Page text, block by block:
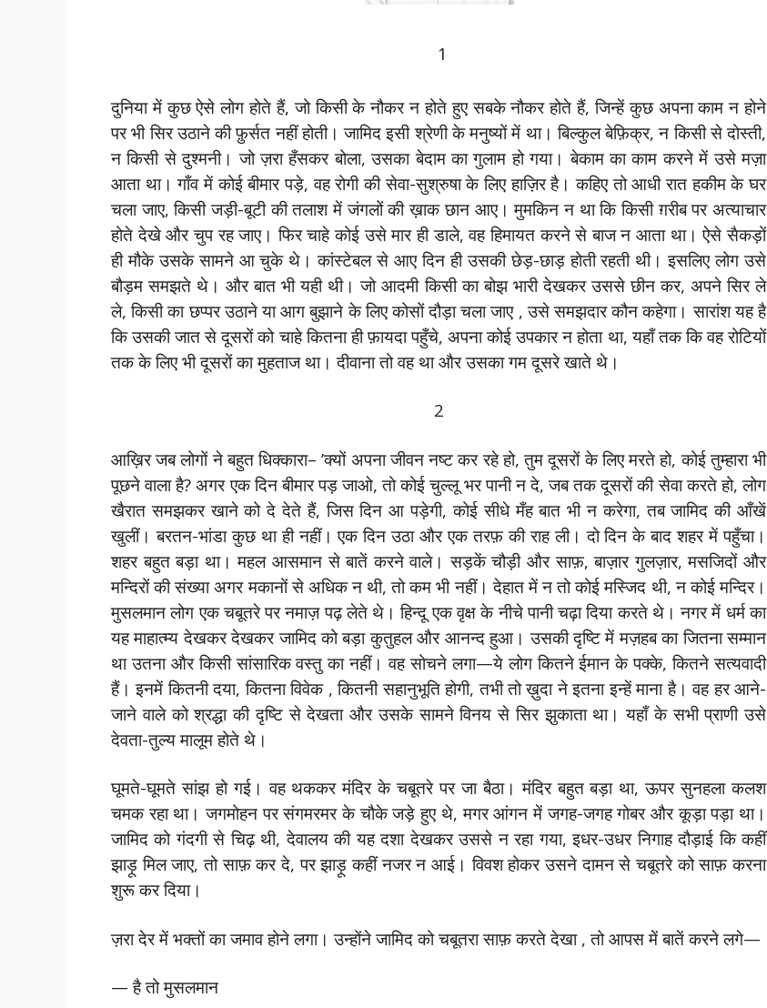
1
दुनिया में कुछ ऐसे लोग होते हैं, जो किसी के नौकर न होते हुए सबके नौकर होते हैं, जिन्हें कुछ अपना काम न होने
पर भी सिर उठाने की फ़ुर्सत नहीं होती। जामिद इसी श्रेणी के मनुष्यों में था। बिल्कुल बेफ़िक्र, न किसी से दोस्ती,
न किसी से दुश्मनी। जो ज़रा हँसकर बोला, उसका बेदाम का गुलाम हो गया। बेकाम का काम करने में उसे मज़ा
आता था। गाँव में कोई बीमार पड़े, वह रोगी की सेवा-सुश्रुषा के लिए हाज़िर है। कहिए तो आधी रात हकीम के घर
चला जाए, किसी जड़ी-बूटी की तलाश में जंगलों की ख़ाक छान आए। मुमकिन न था कि किसी ग़रीब पर अत्याचार
होते देखे और चुप रह जाए। फिर चाहे कोई उसे मार ही डाले, वह हिमायत करने से बाज न आता था। ऐसे सैकड़ों
ही मौके उसके सामने आ चुके थे। कांस्टेबल से आए दिन ही उसकी छेड़-छाड़ होती रहती थी। इसलिए लोग उसे
बौड़म समझते थे। और बात भी यही थी। जो आदमी किसी का बोझ भारी देखकर उससे छीन कर, अपने सिर ले
ले, किसी का छप्पर उठाने या आग बुझाने के लिए कोसों दौड़ा चला जाए , उसे समझदार कौन कहेगा। सारांश यह है
कि उसकी जात से दूसरों को चाहे कितना ही फ़ायदा पहुँचे, अपना कोई उपकार न होता था, यहाँ तक कि वह रोटियों
तक के लिए भी दूसरों का मुहताज था। दीवाना तो वह था और उसका गम दूसरे खाते थे।
2
आख़िर जब लोगों ने बहुत धिक्कारा– ’क्यों अपना जीवन नष्ट कर रहे हो, तुम दूसरों के लिए मरते हो, कोई तुम्हारा भी
पूछने वाला है? अगर एक दिन बीमार पड़ जाओ, तो कोई चुल्लू भर पानी न दे, जब तक दूसरों की सेवा करते हो, लोग
खैरात समझकर खाने को दे देते हैं, जिस दिन आ पड़ेगी, कोई सीधे मँह बात भी न करेगा, तब जामिद की आँखें
खुलीं। बरतन-भांडा कुछ था ही नहीं। एक दिन उठा और एक तरफ़ की राह ली। दो दिन के बाद शहर में पहुँचा।
शहर बहुत बड़ा था। महल आसमान से बातें करने वाले। सड़कें चौड़ी और साफ़, बाज़ार गुलज़ार, मसजिदों और
मन्दिरों की संख्या अगर मकानों से अधिक न थी, तो कम भी नहीं। देहात में न तो कोई मस्जिद थी, न कोई मन्दिर।
मुसलमान लोग एक चबूतरे पर नमाज़ पढ़ लेते थे। हिन्दू एक वृक्ष के नीचे पानी चढ़ा दिया करते थे। नगर में धर्म का
यह माहात्म्य देखकर देखकर जामिद को बड़ा कुतुहल और आनन्द हुआ। उसकी दृष्टि में मज़हब का जितना सम्मान
था उतना और किसी सांसारिक वस्तु का नहीं। वह सोचने लगा—ये लोग कितने ईमान के पक्के, कितने सत्यवादी
हैं। इनमें कितनी दया, कितना विवेक , कितनी सहानुभूति होगी, तभी तो ख़ुदा ने इतना इन्हें माना है। वह हर आने-
जाने वाले को श्रद्धा की दृष्टि से देखता और उसके सामने विनय से सिर झुकाता था। यहाँ के सभी प्राणी उसे
देवता-तुल्य मालूम होते थे।
घूमते-घूमते सांझ हो गई। वह थककर मंदिर के चबूतरे पर जा बैठा। मंदिर बहुत बड़ा था, ऊपर सुनहला कलश
चमक रहा था। जगमोहन पर संगमरमर के चौके जड़े हुए थे, मगर आंगन में जगह-जगह गोबर और कूड़ा पड़ा था।
जामिद को गंदगी से चिढ़ थी, देवालय की यह दशा देखकर उससे न रहा गया, इधर-उधर निगाह दौड़ाई कि कहीं
झाड़ू मिल जाए, तो साफ़ कर दे, पर झाड़ू कहीं नजर न आई। विवश होकर उसने दामन से चबूतरे को साफ़ करना
शुरू कर दिया।
ज़रा देर में भक्तों का जमाव होने लगा। उन्होंने जामिद को चबूतरा साफ़ करते देखा , तो आपस में बातें करने लगे—
— है तो मुसलमान